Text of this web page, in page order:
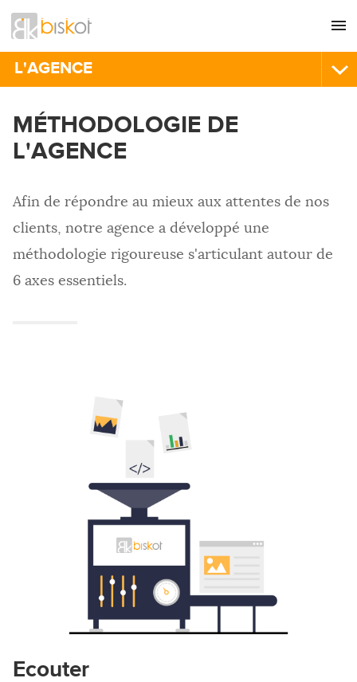
Recrutement
Nous contacter
SITES INTERNET
COMMUNICATION
HÉBERGEMENT
IMPRESSION
L'AGENCE
WEB AGENCY
Agence web
Philosophie de l'agence
Méthodologie de l'agence
L'AGENCE QUI RÉ-AGENCE
Agence interactive
MÉTHODOLOGIE DE
L'AGENCE
Afin de répondre au mieux aux attentes de nos
clients, notre agence a développé une
méthodologie rigoureuse s'articulant autour de
6 axes essentiels.
Ecouter